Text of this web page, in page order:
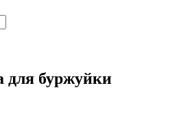
для буржуйки